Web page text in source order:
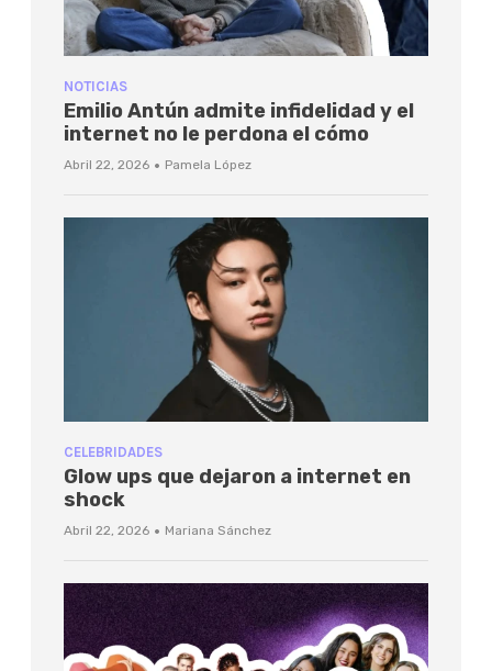
NOTICIAS
Emilio Antún admite infidelidad y el
internet no le perdona el cómo
Abril 22, 2026 · Pamela López
CELEBRIDADES
Glow ups que dejaron a internet en
shock
Abril 22, 2026 · Mariana Sánchez